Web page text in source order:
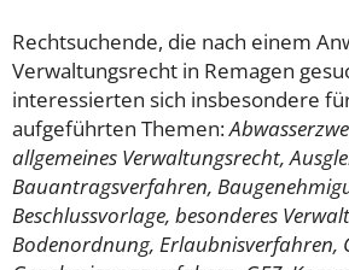
Rechtsuchende, die nach einem
Verwaltungsrecht in Remagen
interessierten sich insbesondere
aufgeführten Themen:
allgemeines Verwaltungsrecht,
Bauantragsverfahren,
Beschlussvorlage, besonderes
Bodenordnung, Erlaubnisverfahren,